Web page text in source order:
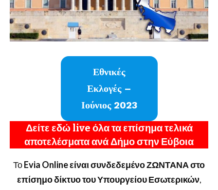
Εθνικές
Εκλογές –
Ιούνιος 2023
Δείτε εδώ live όλα τα επίσημα τελικά
αποτελέσματα ανά Δήμο στην Εύβοια
ΤοEvia Online είναι συνδεδεμένο ΖΩΝΤΑΝΑ στο
επίσημο δίκτυο του Υπουργείου Εσωτερικών,